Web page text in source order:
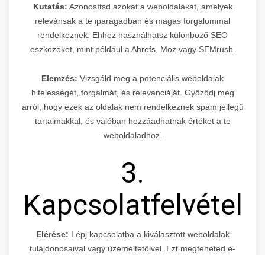
Kutatás: Azonosítsd azokat a weboldalakat, amelyek
relevánsak a te iparágadban és magas forgalommal
rendelkeznek. Ehhez használhatsz különböző SEO
eszközöket, mint például a Ahrefs, Moz vagy SEMrush.
Elemzés: Vizsgáld meg a potenciális weboldalak
hitelességét, forgalmát, és relevanciáját. Győződj meg
arról, hogy ezek az oldalak nem rendelkeznek spam jellegű
tartalmakkal, és valóban hozzáadhatnak értéket a te
weboldaladhoz.
3.
Kapcsolatfelvétel
Elérése: Lépj kapcsolatba a kiválasztott weboldalak
tulajdonosaival vagy üzemeltetőivel. Ezt megteheted e-